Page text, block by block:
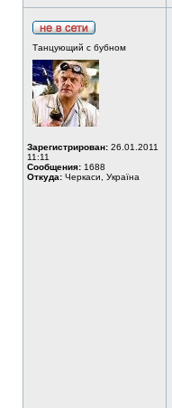
Танцующий с бубном
Зарегистрирован: 26.01.2011
11:11
Сообщения: 1688
Откуда: Черкаси, Україна